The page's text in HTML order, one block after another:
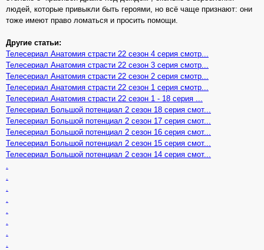
людей, которые привыкли быть героями, но всё чаще признают: они
тоже имеют право ломаться и просить помощи.
Другие статьи:
Телесериал Анатомия страсти 22 сезон 4 серия смотр...
Телесериал Анатомия страсти 22 сезон 3 серия смотр...
Телесериал Анатомия страсти 22 сезон 2 серия смотр...
Телесериал Анатомия страсти 22 сезон 1 серия смотр...
Телесериал Анатомия страсти 22 сезон 1 - 18 серия ...
Телесериал Большой потенциал 2 сезон 18 серия смот...
Телесериал Большой потенциал 2 сезон 17 серия смот...
Телесериал Большой потенциал 2 сезон 16 серия смот...
Телесериал Большой потенциал 2 сезон 15 серия смот...
Телесериал Большой потенциал 2 сезон 14 серия смот...
.
.
.
.
.
.
.
.